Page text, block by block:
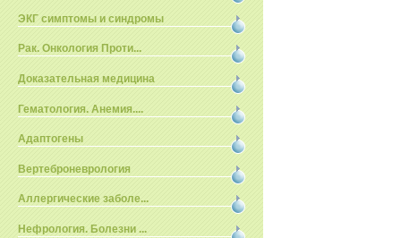
ЭКГ симптомы и синдромы
Рак. Онкология Проти...
Доказательная медицина
Гематология. Анемия....
Адаптогены
Вертеброневрология
Аллергические заболе...
Нефрология. Болезни ...